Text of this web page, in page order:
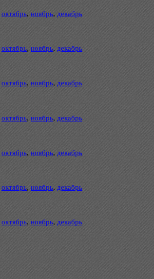
октябрь, ноябрь, декабрь
октябрь, ноябрь, декабрь
октябрь, ноябрь, декабрь
октябрь, ноябрь, декабрь
октябрь, ноябрь, декабрь
октябрь, ноябрь, декабрь
октябрь, ноябрь, декабрь